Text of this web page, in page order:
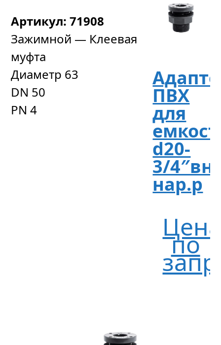
Артикул: 71908
Зажимной — Клеевая
муфта
Диаметр 63
DN 50
PN 4
ПВХ
для
d20-
3/
нар.р
по